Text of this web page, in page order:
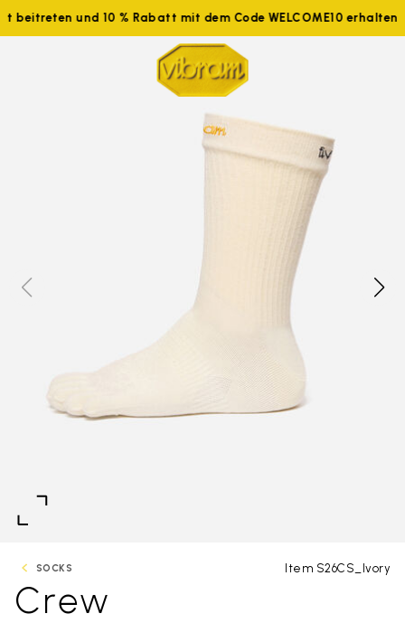
beitreten und 10 % Rabatt mit dem Code WELCOME10 erhalten
SOCKS Item S26CS_Ivory
Crew